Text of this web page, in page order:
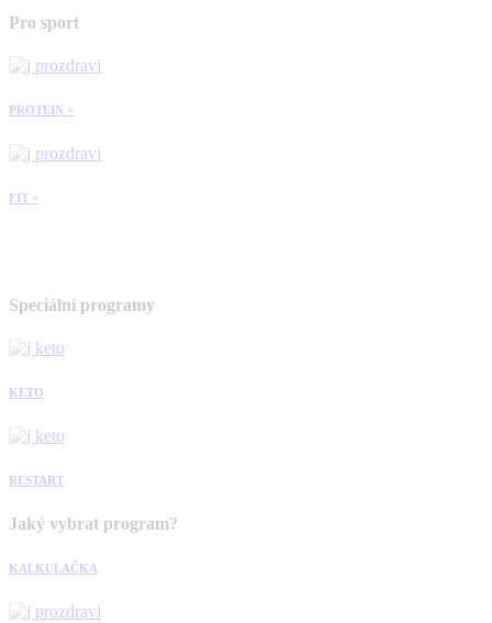
Pro sport
PROTEIN +
FIT +
Speciální programy
KETO
RESTART
Jaký vybrat program?
KALKULAČKA